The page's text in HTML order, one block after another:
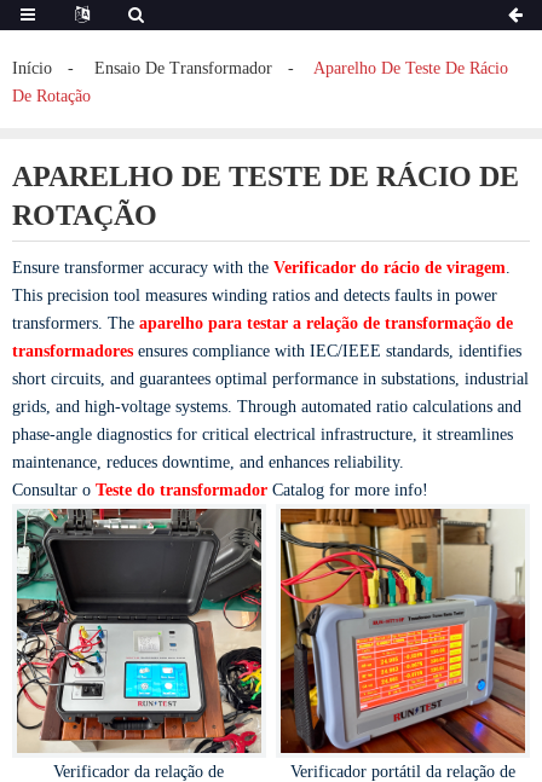
Início Ensaio De Transformador
Aparelho De Teste De Rácio
De Rotação
APARELHO DE TESTE DE RÁCIO DE
ROTAÇÃO
Ensure transformer accuracy with the Verificador do rácio de viragem.
This precision tool measures winding ratios and detects faults in power
transformers. The aparelho para testar a relação de transformação de
transformadores ensures compliance with IEC/IEEE standards, identifies
short circuits, and guarantees optimal performance in substations, industrial
grids, and high-voltage systems. Through automated ratio calculations and
phase-angle diagnostics for critical electrical infrastructure, it streamlines
maintenance, reduces downtime, and enhances reliability.
Consultar o Teste do transformador Catalog for more info!
Verificador da relação de
Verificador portátil da relação de